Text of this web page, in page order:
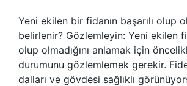
Yeni ekilen bir fidanın başarılı olup
belirlenir? Gözlemleyin: Yeni ekilen
olup olmadığını anlamak için
durumunu gözlemlemek gerekir.
dalları ve gövdesi sağlıklı